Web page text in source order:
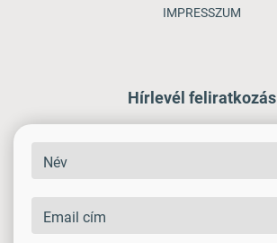
IMPRESSZUM
Hírlevél feliratkozás